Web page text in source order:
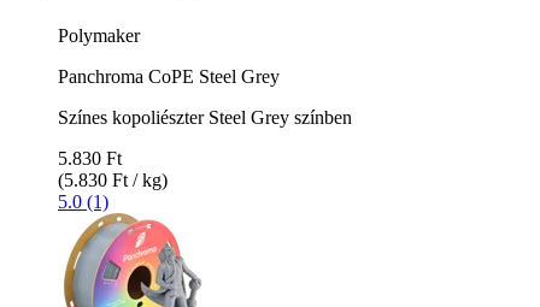
Polymaker
Panchroma CoPE Steel Grey
Színes kopoliészter Steel Grey színben
5.830 Ft
(5.830 Ft / kg)
5.0 (1)